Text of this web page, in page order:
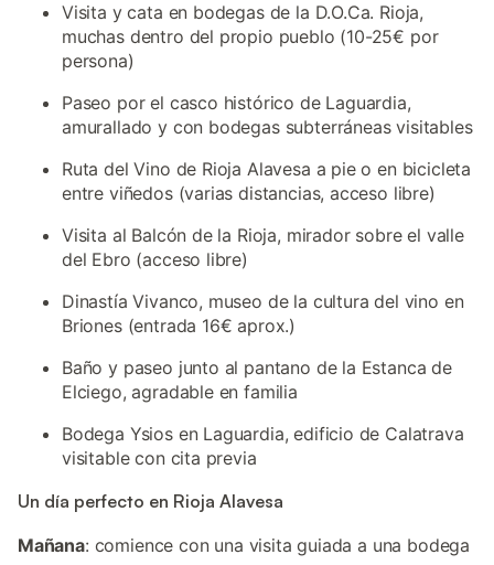
Visita y cata en bodegas de la D.O.Ca. Rioja,
muchas dentro del propio pueblo (10-25€ por
persona)
Paseo por el casco histórico de Laguardia,
amurallado y con bodegas subterráneas visitables
Ruta del Vino de Rioja Alavesa a pie o en bicicleta
entre viñedos (varias distancias, acceso libre)
Visita al Balcón de la Rioja, mirador sobre el valle
del Ebro (acceso libre)
Dinastía Vivanco, museo de la cultura del vino en
Briones (entrada 16€ aprox.)
Baño y paseo junto al pantano de la Estanca de
Elciego, agradable en familia
Bodega Ysios en Laguardia, edificio de Calatrava
visitable con cita previa
Un día perfecto en Rioja Alavesa
Mañana: comience con una visita guiada a una bodega